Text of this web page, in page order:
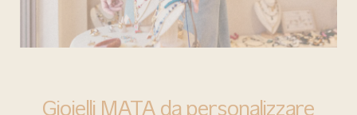
Gioielli MATA da personalizzare